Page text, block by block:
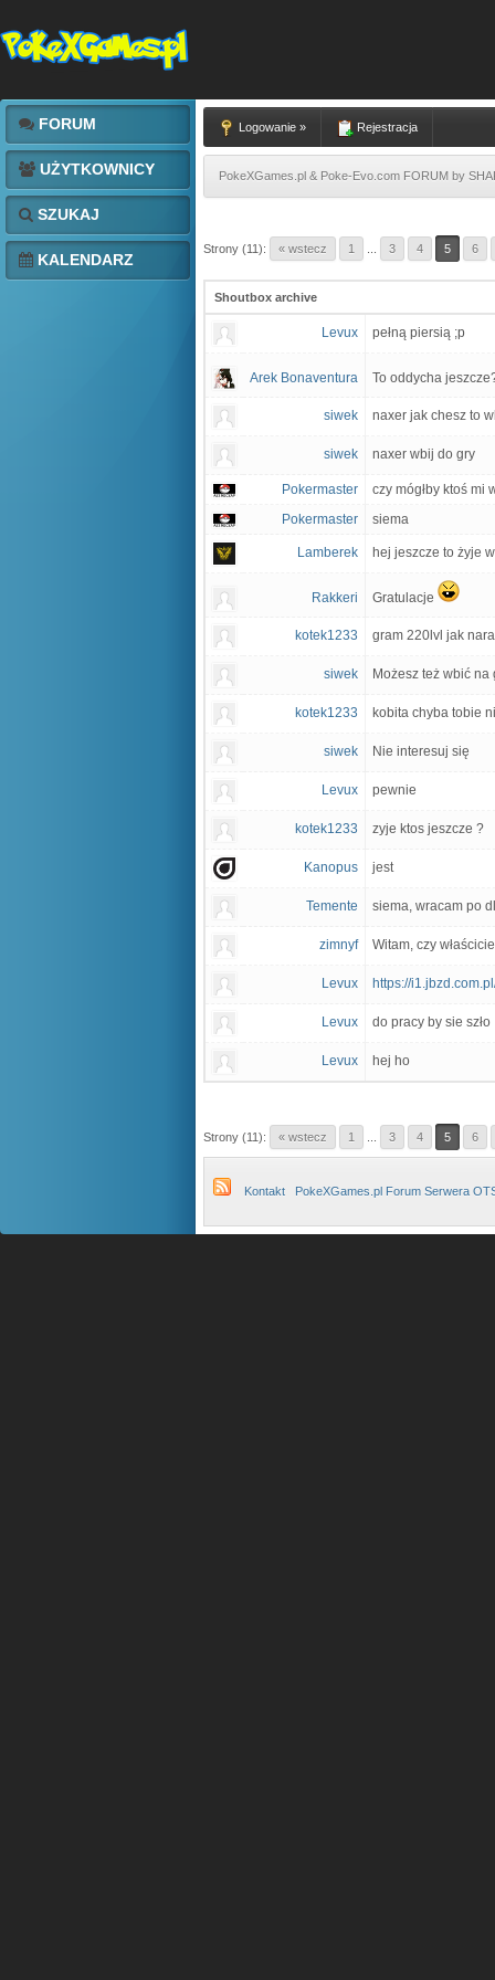
FORUM
UŻYTKOWNICY
SZUKAJ
KALENDARZ
Logowanie » Rejestracja
PokeXGames.pl & Poke-Evo.com FORUM by
Strony (11): « wstecz 1 3 4 5 6
Shoutbox archive
Levux pełną piersią ;p
Arek Bonaventura To oddycha
siwek naxer jak chesz to
siwek naxer wbij do gry
Pokermaster
czy mógłby ktoś mi
Pokermaster
siema
Lamberek hej jeszcze to żyje
Rakkeri Gratulacje
kotek1233 gram 220lvl jak
siwek Możesz też wbić
kotek1233 kobita chyba tobie
siwek Nie interesuj się
Levux pewnie
kotek1233 zyje ktos jeszcze ?
Kanopus jest
Temente siema, wracam po
zimnyf Witam, czy
Levux https://
Levux do pracy by sie szło
Levux hej ho
Strony (11): « wstecz 1 3 4 5 6
Kontakt PokeXGames.pl Forum Serwera